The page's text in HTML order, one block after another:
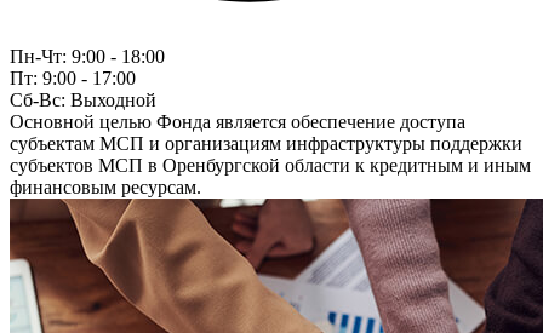
Пн-Чт: 9:00 - 18:00
Пт: 9:00 - 17:00
Сб-Вс: Выходной
Основной целью Фонда является обеспечение доступа
субъектам МСП и организациям инфраструктуры поддержки
субъектов МСП в Оренбургской области к кредитным и иным
финансовым ресурсам.